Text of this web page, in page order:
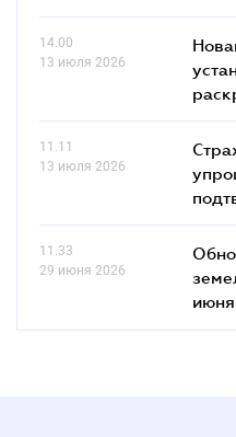
14.00
13 июля 2026
11.11
13 июля 2026
11.33
29 июня 2026
июня